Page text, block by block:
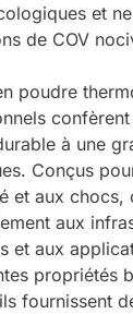
et
de COV
poudre
à une
Conçus
et aux chocs,
aux
et aux
propriétés
fournissent